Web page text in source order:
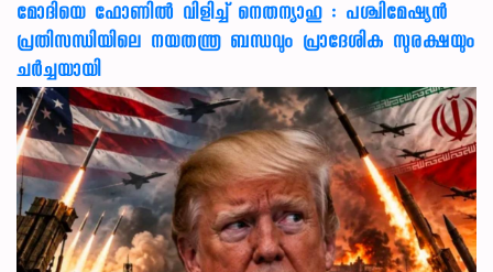
മോദിയെ ഫോണിൽ വിളിച്ച് നെതന്യാഹു : പശ്ചിമേഷ്യൻ
പ്രതിസന്ധിയിലെ നയതന്ത്ര ബന്ധവും പ്രാദേശിക സുരക്ഷയും
ചർച്ചയായി